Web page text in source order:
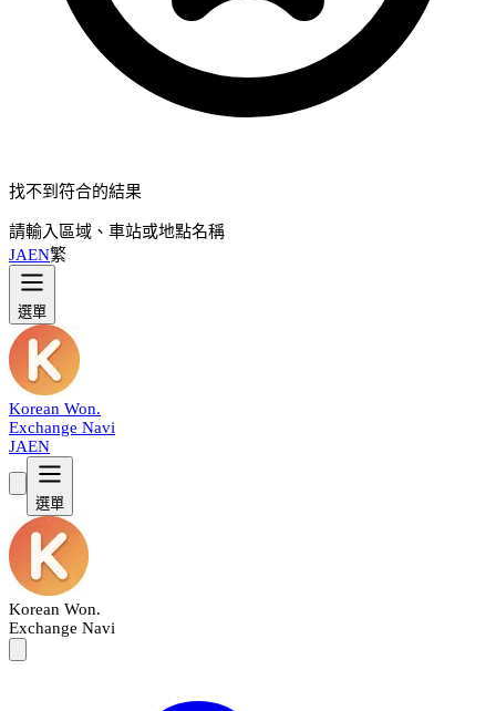
找不到符合的結果
請輸入區域、車站或地點名稱
JAEN繁
選單
Korean Won.
Exchange Navi
JAEN
選單
Korean Won.
Exchange Navi